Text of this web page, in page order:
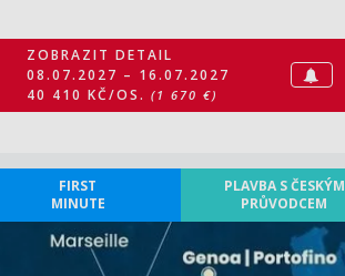
ZOBRAZIT DETAIL
08.07.2027 – 16.07.2027
40 410 KČ/OS. (1 670 €)
FIRST
MINUTE
PLAVBA S ČESKÝM
PRŮVODCEM
ZOBRAZIT DETAIL
15.07.2027 – 24.07.2027
30 370 KČ/OS.
(1 255 €)